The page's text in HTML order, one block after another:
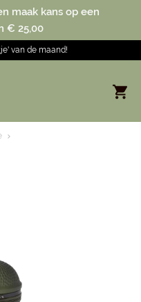
maak kans op een
€ 25,00
van de maand!